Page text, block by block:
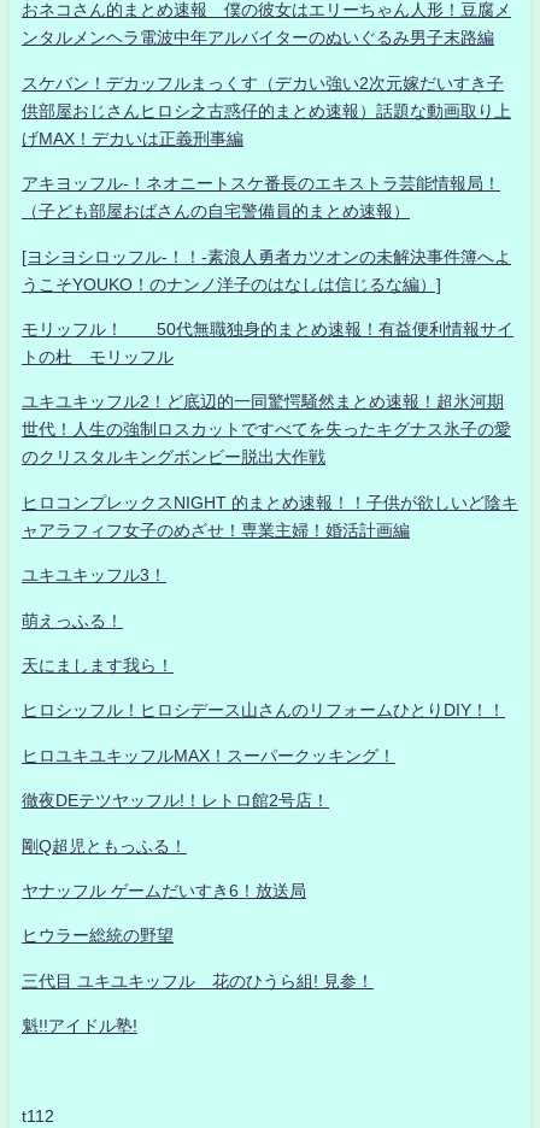
おネコさん的まとめ速報 僕の彼女はエリーちゃん人形！豆腐メ
ンタルメンヘラ電波中年アルバイターのぬいぐるみ男子末路編
スケバン！デカッフルまっくす（デカい強い2次元嫁だいすき子
供部屋おじさんヒロシ之古惑仔的まとめ速報）話題な動画取り上
げMAX！デカいは正義刑事編
アキヨッフル-！ネオニートスケ番長のエキストラ芸能情報局！
（子ども部屋おばさんの自宅警備員的まとめ速報）
[ヨシヨシロッフル-！！-素浪人勇者カツオンの未解決事件簿へよ
うこそYOUKO！のナンノ洋子のはなしは信じるな編）]
モリッフル！ 50代無職独身的まとめ速報！有益便利情報サイ
トの杜 モリッフル
ユキユキッフル2！ど底辺的一同驚愕騒然まとめ速報！超氷河期
世代！人生の強制ロスカットですべてを失ったキグナス氷子の愛
のクリスタルキングボンビー脱出大作戦
ヒロコンプレックスNIGHT 的まとめ速報！！子供が欲しいど陰キ
ャアラフィフ女子のめざせ！専業主婦！婚活計画編
ユキユキッフル3！
萌えっふる！
天にまします我ら！
ヒロシッフル！ヒロシデース山さんのリフォームひとりDIY！！
ヒロユキユキッフルMAX！スーパークッキング！
徹夜DEテツヤッフル!！レトロ館2号店！
剛Q超児ともっふる！
ヤナッフル ゲームだいすき6！放送局
ヒウラー総統の野望
三代目 ユキユキッフル 花のひうら組! 見参！
魁!!アイドル塾!
t112